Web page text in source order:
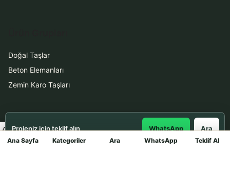
Ana Sayfa Kategoriler Ara WhatsApp Teklif Al
Doğal Taşlar
Beton Elemanları
Zemin Karo Taşları
Hizmetler
Uygulama
Projeniz için teklif alın WhatsApp Ara